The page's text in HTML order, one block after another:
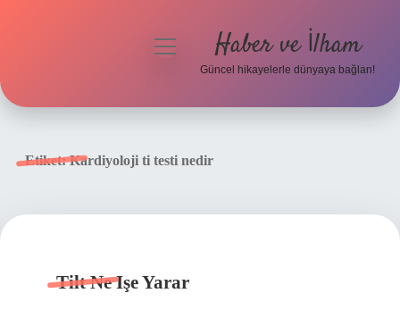
menüyü
Haber ve İlham
Güncel hikayelerle dünyaya bağlan!
Etiket:Kardiyoloji ti testi nedir
Tilt Ne Işe Yarar